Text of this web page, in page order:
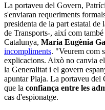
La portaveu del Govern,
s'enviaran requeriments
presidenta de la part estatal
de Transports-, així com
Catalunya, Maria Eugènia
incompliments. "Veurem com
explicacions. Això no canvia
la Generalitat i el govern
apuntar Plaja. La portaveu del
que la confiança entre les
cas d'espionatge.